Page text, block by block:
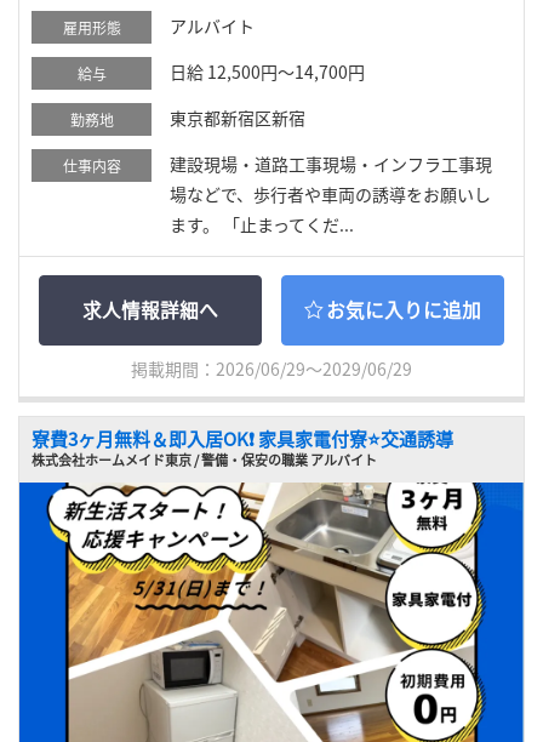
雇用形態 アルバイト
給与 日給 12,500円～14,700円
勤務地 東京都新宿区新宿
仕事内容
建設現場・道路工事現場・インフラ工事現
場などで、歩行者や車両の誘導をお願いし
ます。 「止まってくだ...
求人情報詳細へ お気に入りに追加
掲載期間：2026/06/29～2029/06/29
寮費3ヶ月無料＆即入居OK❗ 家具家電付寮⭐交通誘導
株式会社ホームメイド東京 / 警備・保安の職業 アルバイト